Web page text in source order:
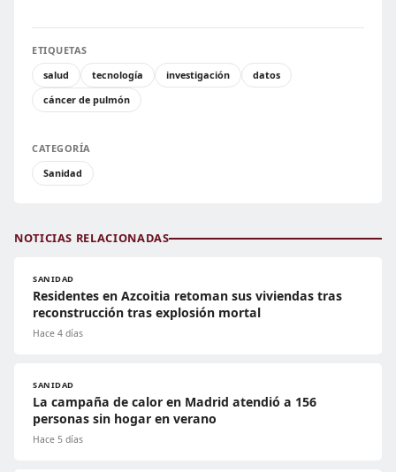
ETIQUETAS
salud
tecnología investigación
datos
cáncer de pulmón
CATEGORÍA
Sanidad
NOTICIAS RELACIONADAS
SANIDAD
Residentes en Azcoitia retoman sus viviendas tras
reconstrucción tras explosión mortal
Hace 4 días
SANIDAD
La campaña de calor en Madrid atendió a 156
personas sin hogar en verano
Hace 5 días